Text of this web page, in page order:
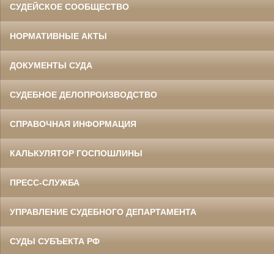
СУДЕЙСКОЕ СООБЩЕСТВО
НОРМАТИВНЫЕ АКТЫ
ДОКУМЕНТЫ СУДА
СУДЕБНОЕ ДЕЛОПРОИЗВОДСТВО
СПРАВОЧНАЯ ИНФОРМАЦИЯ
КАЛЬКУЛЯТОР ГОСПОШЛИНЫ
ПРЕСС-СЛУЖБА
УПРАВЛЕНИЕ СУДЕБНОГО ДЕПАРТАМЕНТА
СУДЫ СУБЪЕКТА РФ